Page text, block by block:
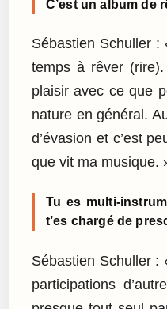
C’est un album de
Sébastien Schuller :
temps à rêver
plaisir avec ce que
nature en général.
d’évasion et c’est
que vit ma musique.
Tu es multi-
t’es chargé de
Sébastien Schuller :
participations